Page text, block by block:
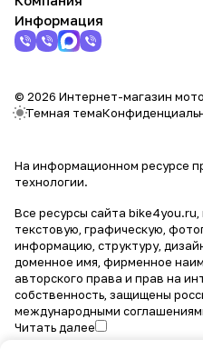
Информация
© 2026 Интернет-магазин
Темная тема
На информационном ресурсе
технологии.
Все ресурсы сайта
текстовую, графическую,
информацию, структуру,
доменное имя, фирменное
авторского права и прав на
собственность, защищены
международными
Читать далее